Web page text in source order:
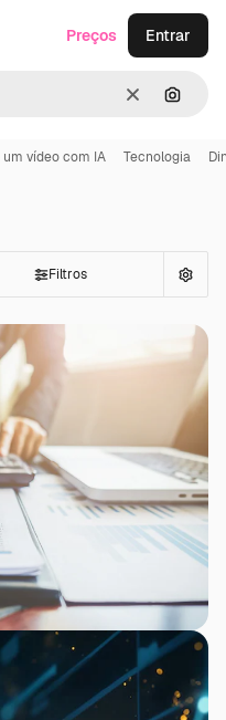
Limpar
Preços Entrar
um vídeo com IA Tecnologia
Filtros